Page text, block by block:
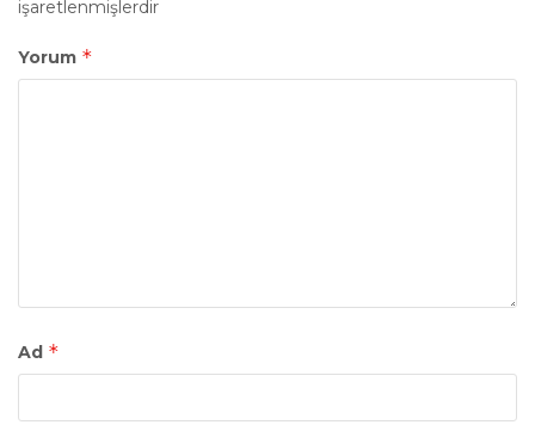
işaretlenmişlerdir
Yorum *
Ad *